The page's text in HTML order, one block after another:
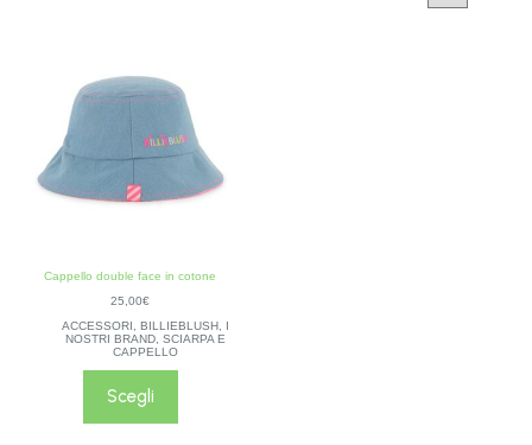
Cappello double face in cotone
25,00€
ACCESSORI
BILLIEBLUSH,
I
NOSTRI BRAND, SCIARPA E
CAPPELLO
Scegli